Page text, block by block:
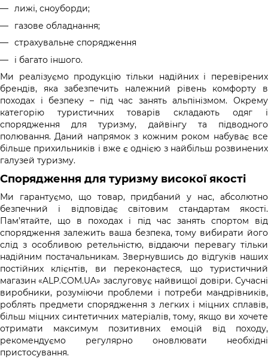
лижі, сноуборди;
газове обладнання;
страхувальне спорядження
і багато іншого.
Ми реалізуємо продукцію тільки надійних і перевірених
брендів, яка забезпечить належний рівень комфорту в
походах і безпеку – під час занять альпінізмом. Окрему
категорію туристичних товарів складають одяг і
спорядження для туризму, дайвінгу та підводного
полювання. Даний напрямок з кожним роком набуває все
більше прихильників і вже є однією з найбільш розвинених
галузей туризму.
Спорядження для туризму високої якості
Ми гарантуємо, що товар, придбаний у нас, абсолютно
безпечний і відповідає світовим стандартам якості.
Пам’ятайте, що в походах і під час занять спортом від
спорядження залежить ваша безпека, тому вибирати його
слід з особливою ретельністю, віддаючи перевагу тільки
надійним постачальникам. Звернувшись до відгуків наших
постійних клієнтів, ви переконаєтеся, що туристичний
магазин «ALP.COM.UA» заслуговує найвищої довіри. Сучасні
виробники, розуміючи проблеми і потреби мандрівників,
роблять предмети спорядження з легких і міцних сплавів,
більш міцних синтетичних матеріалів, тому, якщо ви хочете
отримати максимум позитивних емоцій від походу,
рекомендуємо регулярно оновлювати необхідні
пристосування.